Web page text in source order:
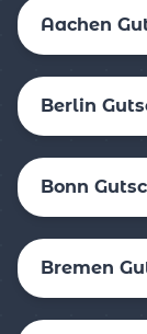
Aachen
Berlin
Bonn
Bremen